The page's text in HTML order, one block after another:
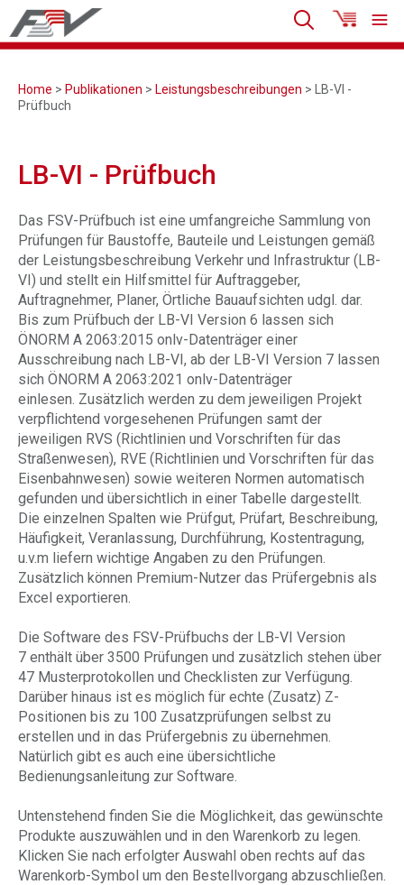
Home > Publikationen > Leistungsbeschreibungen > LB-VI -
Prüfbuch
LB-VI - Prüfbuch
Das FSV-Prüfbuch ist eine umfangreiche Sammlung von
Prüfungen für Baustoffe, Bauteile und Leistungen gemäß
der Leistungsbeschreibung Verkehr und Infrastruktur (LB-
VI) und stellt ein Hilfsmittel für Auftraggeber,
Auftragnehmer, Planer, Örtliche Bauaufsichten udgl. dar.
Bis zum Prüfbuch der LB-VI Version 6 lassen sich
ÖNORM A 2063:2015 onlv-Datenträger einer
Ausschreibung nach LB-VI, ab der LB-VI Version 7 lassen
sich ÖNORM A 2063:2021 onlv-Datenträger
einlesen. Zusätzlich werden zu dem jeweiligen Projekt
verpflichtend vorgesehenen Prüfungen samt der
jeweiligen RVS (Richtlinien und Vorschriften für das
Straßenwesen), RVE (Richtlinien und Vorschriften für das
Eisenbahnwesen) sowie weiteren Normen automatisch
gefunden und übersichtlich in einer Tabelle dargestellt.
Die einzelnen Spalten wie Prüfgut, Prüfart, Beschreibung,
Häufigkeit, Veranlassung, Durchführung, Kostentragung,
u.v.m liefern wichtige Angaben zu den Prüfungen.
Zusätzlich können Premium-Nutzer das Prüfergebnis als
Excel exportieren.
Die Software des FSV-Prüfbuchs der LB-VI Version
7 enthält über 3500 Prüfungen und zusätzlich stehen über
47 Musterprotokollen und Checklisten zur Verfügung.
Darüber hinaus ist es möglich für echte (Zusatz) Z-
Positionen bis zu 100 Zusatzprüfungen selbst zu
erstellen und in das Prüfergebnis zu übernehmen.
Natürlich gibt es auch eine übersichtliche
Bedienungsanleitung zur Software.
Untenstehend finden Sie die Möglichkeit, das gewünschte
Produkte auszuwählen und in den Warenkorb zu legen.
Klicken Sie nach erfolgter Auswahl oben rechts auf das
Warenkorb-Symbol um den Bestellvorgang abzuschließen.